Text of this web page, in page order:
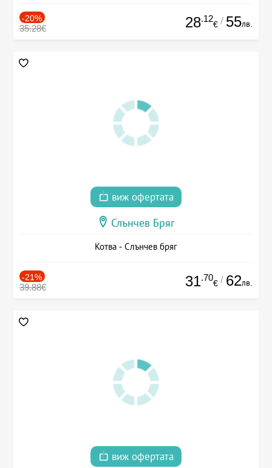
-20%
35.28€ 28.12
€ / 55лв.
виж офертата
Слънчев Бряг
Котва - Слънчев бряг
-21%
39.88€ 31.70
€ / 62лв.
виж офертата